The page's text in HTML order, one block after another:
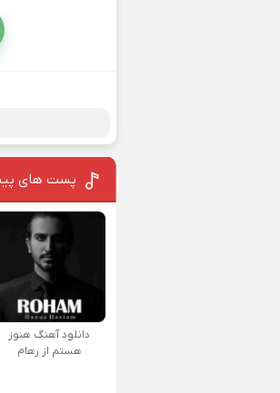
پست های
دانلود آهنگ هنوز
هستم از رهام